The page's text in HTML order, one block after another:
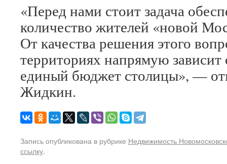
«Перед нами стоит задача
количество жителей «новой
От качества решения этого
территориях напрямую
единый бюджет столицы», —
Жидкин.
Запись опубликована в рубрике Недвижимость
ссылку.